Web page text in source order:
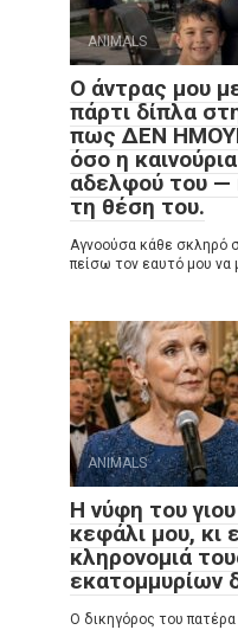
ANIMALS
Ο άντρας μου
πάρτι δίπλα
πως ΔΕΝ
όσο η
αδελφού του —
τη θέση του.
Αγνοούσα κάθε σκληρό
πείσω τον εαυτό μου να
ANIMALS
Η νύφη του
κεφάλι μου,
κληρονομιά
εκατομμυρίων
Ο δικηγόρος του